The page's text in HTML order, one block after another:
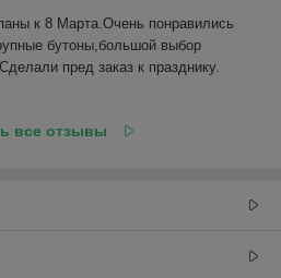
к 8 Марта.Очень понравились
бутоны,большой выбор
пред заказ к празднику.
все отзывы